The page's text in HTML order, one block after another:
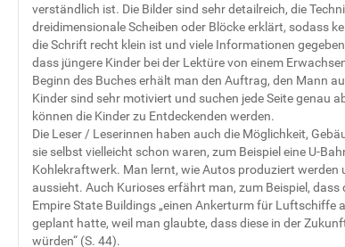
verständlich ist. Die Bilder sind sehr detailreich, die
dreidimensionale Scheiben oder Blöcke erklärt, sodass
die Schrift recht klein ist und viele Informationen
dass jüngere Kinder bei der Lektüre von einem
Beginn des Buches erhält man den Auftrag, den Mann
Kinder sind sehr motiviert und suchen jede Seite genau
können die Kinder zu Entdeckenden werden.
Die Leser / Leserinnen haben auch die Möglichkeit,
sie selbst vielleicht schon waren, zum Beispiel eine U-
Kohlekraftwerk. Man lernt, wie Autos produziert werden
aussieht. Auch Kurioses erfährt man, zum Beispiel, dass
Empire State Buildings „einen Ankerturm für Luftschiffe
geplant hatte, weil man glaubte, dass diese in der
würden“ (S. 44).